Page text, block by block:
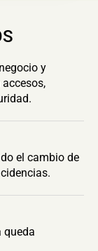
y
el cambio de
queda